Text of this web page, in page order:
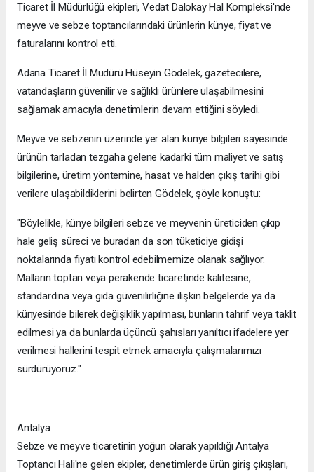
Ticaret İl Müdürlüğü ekipleri, Vedat Dalokay Hal Kompleksi'nde
meyve ve sebze toptancılarındaki ürünlerin künye, fiyat ve
faturalarını kontrol etti.
Adana Ticaret İl Müdürü Hüseyin Gödelek, gazetecilere,
vatandaşların güvenilir ve sağlıklı ürünlere ulaşabilmesini
sağlamak amacıyla denetimlerin devam ettiğini söyledi.
Meyve ve sebzenin üzerinde yer alan künye bilgileri sayesinde
ürünün tarladan tezgaha gelene kadarki tüm maliyet ve satış
bilgilerine, üretim yöntemine, hasat ve halden çıkış tarihi gibi
verilere ulaşabildiklerini belirten Gödelek, şöyle konuştu:
"Böylelikle, künye bilgileri sebze ve meyvenin üreticiden çıkıp
hale geliş süreci ve buradan da son tüketiciye gidişi
noktalarında fiyatı kontrol edebilmemize olanak sağlıyor.
Malların toptan veya perakende ticaretinde kalitesine,
standardına veya gıda güvenilirliğine ilişkin belgelerde ya da
künyesinde bilerek değişiklik yapılması, bunların tahrif veya taklit
edilmesi ya da bunlarda üçüncü şahısları yanıltıcı ifadelere yer
verilmesi hallerini tespit etmek amacıyla çalışmalarımızı
sürdürüyoruz."
Antalya
Sebze ve meyve ticaretinin yoğun olarak yapıldığı Antalya
Toptancı Hali'ne gelen ekipler, denetimlerde ürün giriş çıkışları,